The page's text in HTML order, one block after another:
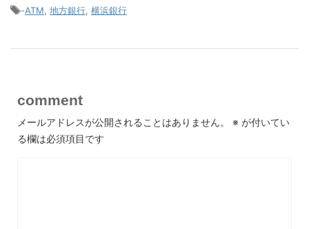
-ATM 地方銀行 横浜銀行
comment
メールアドレスが公開されることはありません。 ※ が付いてい
る欄は必須項目です